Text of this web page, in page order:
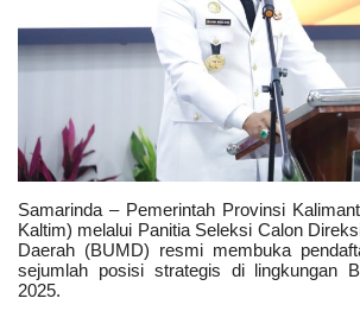
Cybers Event
UMKM & Ekonomi Kreatif
Pekerja Migran Indonesia
Ekonomi
Pendidikan
Samarinda – Pemerintah Provinsi
Kaltim) melalui Panitia Seleksi Calon
Daerah (BUMD) resmi membuka
sejumlah posisi strategis di lingkungan
2025.